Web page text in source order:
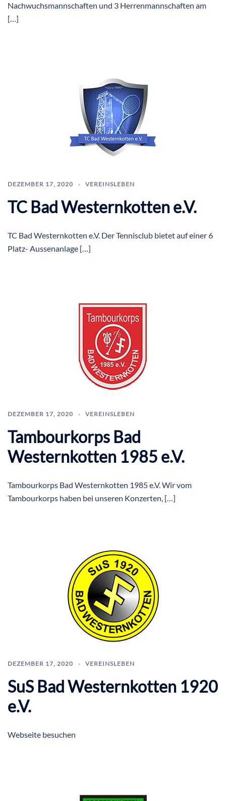
Nachwuchsmannschaften und 3 Herrenmannschaften am
[…]
DEZEMBER 17, 2020 VEREINSLEBEN
TC Bad Westernkotten e.V.
TC Bad Westernkotten e.V. Der Tennisclub bietet auf einer 6
Platz- Aussenanlage […]
DEZEMBER 17, 2020 VEREINSLEBEN
Tambourkorps Bad
Westernkotten 1985 e.V.
Tambourkorps Bad Westernkotten 1985 e.V. Wir vom
Tambourkorps haben bei unseren Konzerten, […]
DEZEMBER 17, 2020 VEREINSLEBEN
SuS Bad Westernkotten 1920
e.V.
Webseite besuchen